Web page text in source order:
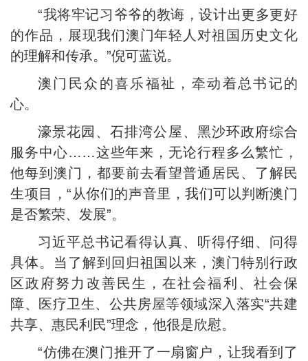
“我将牢记习爷爷的教诲，设计出更多更好
的作品，展现我们澳门年轻人对祖国历史文化
的理解和传承。”倪可蓝说。
澳门民众的喜乐福祉，牵动着总书记的
心。
濠景花园、石排湾公屋、黑沙环政府综合
服务中心……这些年来，无论行程多么繁忙，
他每到澳门，都要前去看望普通居民、了解民
生项目，“从你们的声音里，我们可以判断澳门
是否繁荣、发展”。
习近平总书记看得认真、听得仔细、问得
具体。当了解到回归祖国以来，澳门特别行政
区政府努力改善民生，在社会福利、社会保
障、医疗卫生、公共房屋等领域深入落实“共建
共享、惠民利民”理念，他很是欣慰。
“仿佛在澳门推开了一扇窗户，让我看到了